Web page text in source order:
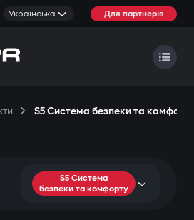
Українська Для партнерів
S5 Система безпеки та
S5 Система
безпеки та комфорту